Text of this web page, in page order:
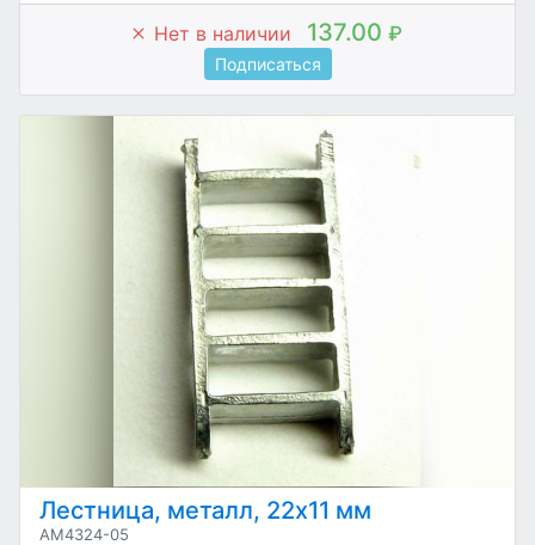
Нет в наличии 137.00 ₽
Подписаться
Лестница, металл, 22х11 мм
AM4324-05